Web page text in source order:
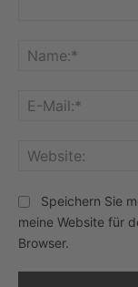
Speichern Sie
meine Website für
Browser.